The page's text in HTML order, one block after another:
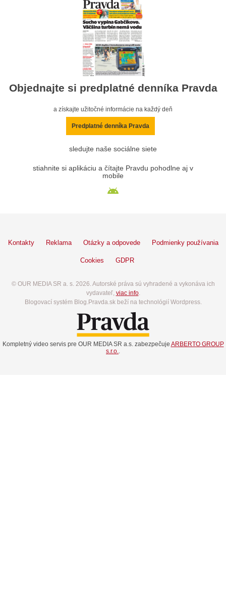
Objednajte si predplatné denníka Pravda
a získajte užitočné informácie na každý deň
Predplatné denníka Pravda
sledujte naše sociálne siete
stiahnite si aplikáciu a čítajte Pravdu pohodlne aj v
mobile
Kontakty Reklama Otázky a odpovede Podmienky používania
Cookies GDPR
© OUR MEDIA SR a. s. 2026. Autorské práva sú vyhradené a vykonáva ich
vydavateľ, viac info.
Blogovací systém Blog.Pravda.sk beží na technológií Wordpress.
Kompletný video servis pre OUR MEDIA SR a.s. zabezpečuje ARBERTO GROUP
s.r.o.